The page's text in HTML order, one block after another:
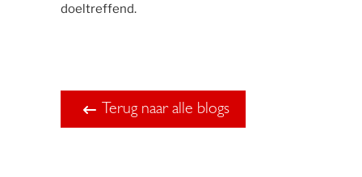
doeltreffend.
Terug naar alle blogs